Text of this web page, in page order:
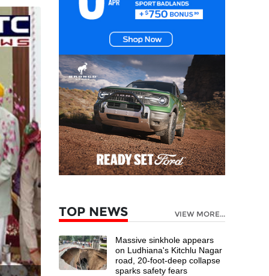
TOP NEWS VIEW MORE...
Massive sinkhole appears
on Ludhiana's Kitchlu Nagar
road, 20-foot-deep collapse
sparks safety fears